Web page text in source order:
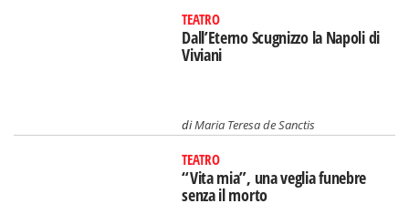
TEATRO
Dall’Eterno Scugnizzo la Napoli di
Viviani
diMaria Teresa de Sanctis
TEATRO
“Vita mia”, una veglia funebre
senza il morto